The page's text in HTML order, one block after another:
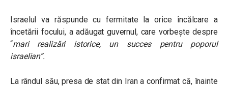
Israelul va răspunde cu fermitate la orice încălcare a
încetării focului, a adăugat guvernul, care vorbește despre
“mari realizări istorice, un succes pentru poporul
israelian”.
La rândul său, presa de stat din Iran a confirmat că, înainte